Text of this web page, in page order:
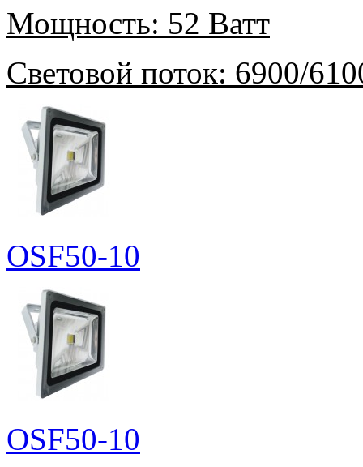
Мощность: 52 Ватт
Световой поток: 6900/
OSF50-10
OSF50-10